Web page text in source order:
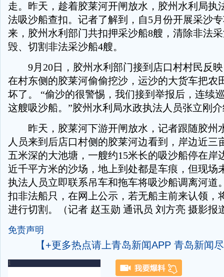
走。昨天，趁着胶莱河开闸放水，胶州水利局执
法吸沙船查扣。记者了解到，自5月份开展采沙
来，胶州水利部门共扣押采沙船8艘，清除非法
毁、切割非法采沙船4艘。
9月20日，胶州水利部门接到店口村村民反映
在村东侧的胶莱河偷偷挖沙，运沙的大货车把农
坏了。 “偷沙的很警惕，我们接到举报后，连续
这艘吸沙船。”胶州水利局水政执法人员张立刚
昨天，胶莱河下游开闸放水，记者跟随胶州
人员来到后店口村侧的胶莱河边看到，岸边近三
五米深的大池塘，一艘约15米长的吸沙船停在岸
近千平方米的沙场，地上到处都是车痕，但现场
执法人员立即联系吊车和拖车将吸沙船调离河道
扣非法船只，在网上公示，若无船主前来认领，
进行切割。（记者 赵玉勋 通讯员 刘方亮 摄影报
免责声明
【+更多热点请上青岛新闻APP 青岛新闻